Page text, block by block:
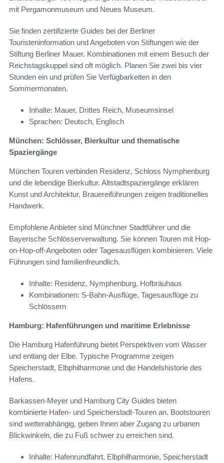
mit Pergamonmuseum und Neues Museum.
Sie finden zertifizierte Guides bei der Berliner
Touristeninformation und Angeboten von Stiftungen wie der
Stiftung Berliner Mauer. Kombinationen mit einem Besuch der
Reichstagskuppel sind oft möglich. Planen Sie zwei bis vier
Stunden ein und prüfen Sie Verfügbarkeiten in den
Sommermonaten.
Inhalte: Mauer, Drittes Reich, Museumsinsel
Sprachen: Deutsch, Englisch
München: Schlösser, Bierkultur und thematische
Spaziergänge
München Touren verbinden Residenz, Schloss Nymphenburg
und die lebendige Bierkultur. Altstadtspaziergänge erklären
Kunst und Architektur, Brauereiführungen zeigen traditionelles
Handwerk.
Empfohlene Anbieter sind Münchner Stadtführer und die
Bayerische Schlösserverwaltung. Sie können Touren mit Hop-
on-Hop-off-Angeboten oder Tagesausflügen kombinieren. Viele
Führungen sind familienfreundlich.
Inhalte: Residenz, Nymphenburg, Hofbräuhaus
Kombinationen: S-Bahn-Ausflüge, Tagesausflüge zu
Schlössern
Hamburg: Hafenführungen und maritime Erlebnisse
Die Hamburg Hafenführung bietet Perspektiven vom Wasser
und entlang der Elbe. Typische Programme zeigen
Speicherstadt, Elbphilharmonie und die Handelshistorie des
Hafens.
Barkassen-Meyer und Hamburg City Guides bieten
kombinierte Hafen- und Speicherstadt-Touren an. Bootstouren
sind wetterabhängig, geben Ihnen aber Zugang zu urbanen
Blickwinkeln, die zu Fuß schwer zu erreichen sind.
Inhalte: Hafenrundfahrt, Elbphilharmonie, Speicherstadt